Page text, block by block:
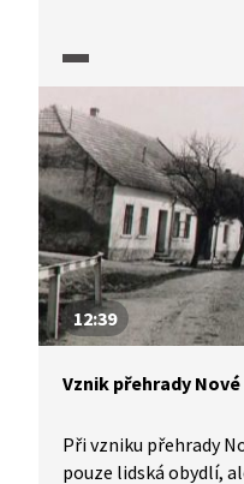
12:39
Vznik přehrady Nové
Při vzniku přehrady
pouze lidská obydlí,